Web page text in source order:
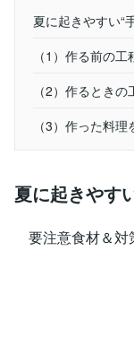
夏に起きやすい“
（1）作る前の工
（2）作るときの
（3）作った料
夏に起きやす
要注意食材＆対